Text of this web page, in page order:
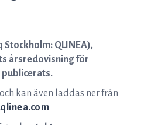
Stockholm: QLINEA),
årsredovisning för
kan även laddas ner från